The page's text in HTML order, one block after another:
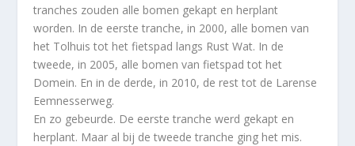
tranches zouden alle bomen gekapt en herplant
worden. In de eerste tranche, in 2000, alle bomen van
het Tolhuis tot het fietspad langs Rust Wat. In de
tweede, in 2005, alle bomen van fietspad tot het
Domein. En in de derde, in 2010, de rest tot de Larense
Eemnesserweg.
En zo gebeurde. De eerste tranche werd gekapt en
herplant. Maar al bij de tweede tranche ging het mis.